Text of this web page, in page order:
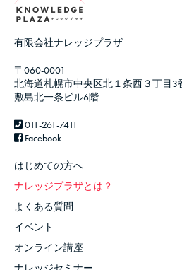
有限会社ナレッジプラザ
〒060-0001
北海道札幌市中央区北１条西３丁目3
敷島北一条ビル6階
011-261-7411
Facebook
はじめての方へ
ナレッジプラザとは？
よくある質問
イベント
オンライン講座